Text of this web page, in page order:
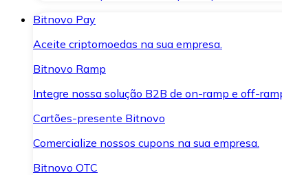
Bitnovo Pay
Aceite criptomoedas na sua empresa.
Bitnovo Ramp
Integre nossa solução B2B de on-ramp e off-
Cartões-presente Bitnovo
Comercialize nossos cupons na sua empresa.
Bitnovo OTC